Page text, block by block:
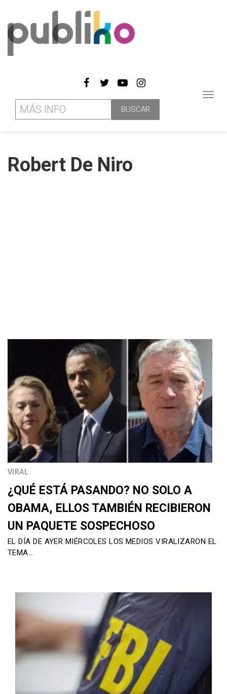
Robert De Niro
VIRAL
¿QUÉ ESTÁ PASANDO? NO SOLO A
OBAMA, ELLOS TAMBIÉN RECIBIERON
UN PAQUETE SOSPECHOSO
EL DÍA DE AYER MIÉRCOLES LOS MEDIOS VIRALIZARON EL
TEMA…